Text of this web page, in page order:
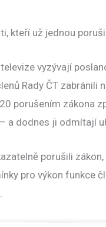
kteří už jednou
vyzývají
Rady ČT zabránili
porušením zákona
a dodnes ji odmítají
porušili
pro výkon funkce